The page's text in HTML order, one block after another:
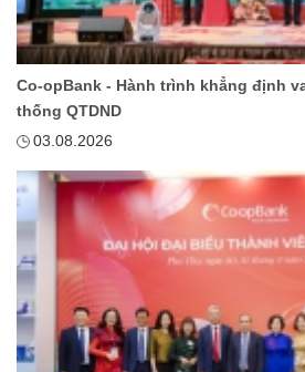
Co-opBank - Hành trình khẳng định
thống QTDND
03.08.2026